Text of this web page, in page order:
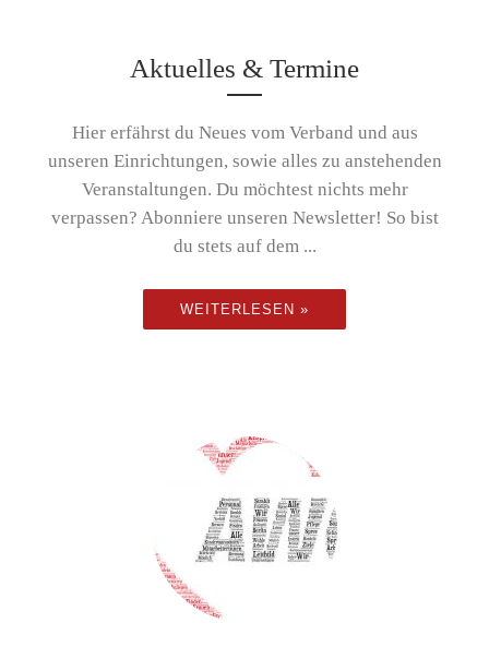
Aktuelles & Termine
Hier erfährst du Neues vom Verband und aus
unseren Einrichtungen, sowie alles zu anstehenden
Veranstaltungen. Du möchtest nichts mehr
verpassen? Abonniere unseren Newsletter! So bist
du stets auf dem ...
WEITERLESEN »